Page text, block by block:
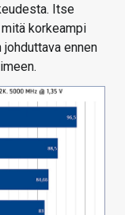
Itse
korkeampi
ennen